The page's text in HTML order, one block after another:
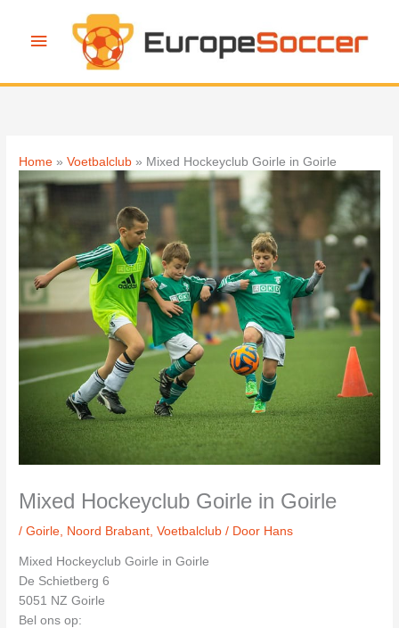
Hoofdmenu
Home Voetbalclub Mixed Hockeyclub Goirle in Goirle
Mixed Hockeyclub Goirle in Goirle
/Goirle, Noord Brabant,Voetbalclub / Door Hans
Mixed Hockeyclub Goirle in Goirle
De Schietberg 6
5051 NZ Goirle
Bel ons op: